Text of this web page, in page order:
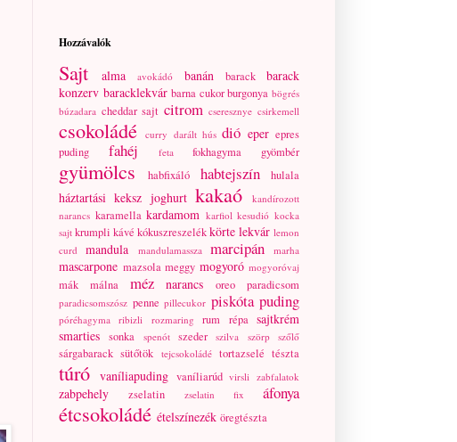
Hozzávalók
Sajt alma avokádó banán barack
barack
konzerv baracklekvár barna cukor burgonya bögrés
búzadara cheddar sajt citrom cseresznye csirkemell
csokoládé curry darált hús dió eper epres
puding
fahéj feta fokhagyma gyömbér
gyümölcs habfixáló habtejszín hulala
háztartási keksz joghurt kakaó
kandírozott
narancs karamella kardamom karfiol kesudió kocka
sajt krumpli kávé kókuszreszelékkörte lekvár lemon
curd
mandula mandulamassza marcipán marha
mascarpone mazsola meggy mogyoró mogyoróvaj
mák málna méz narancs oreo paradicsom
paradicsomszósz penne pillecukor piskóta puding
póréhagyma ribizli rozmaring rum répa sajtkrém
smarties
sonka spenót szeder szilva szörp szőlő
sárgabarack sütőtök tejcsokoládé tortazselé tészta
túró vaníliapuding vaníliarúd virsli zabfalatok
zabpehely zselatin zselatin fix áfonya
étcsokoládé ételszínezék öregtészta